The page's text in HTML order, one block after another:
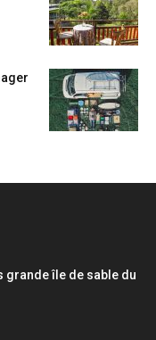
grande île de sable du